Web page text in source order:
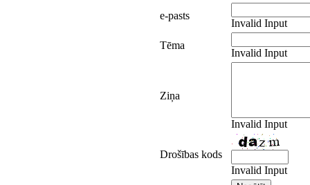
e-pasts
Invalid Input
Tēma
Invalid Input
Ziņa
Invalid Input
Drošības kods
Invalid Input